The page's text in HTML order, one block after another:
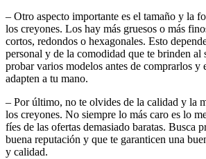
– Otro aspecto importante es el tamaño y la
los creyones. Los hay más gruesos o más
cortos, redondos o hexagonales. Esto
personal y de la comodidad que te brinden al
probar varios modelos antes de comprarlos y
adapten a tu mano.
– Por último, no te olvides de la calidad y la
los creyones. No siempre lo más caro es lo
fíes de las ofertas demasiado baratas. Busca
buena reputación y que te garanticen una
y calidad.